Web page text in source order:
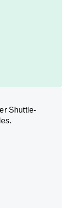
Shuttle-